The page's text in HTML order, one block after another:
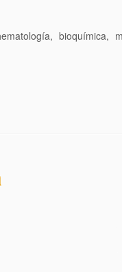
bioquímica,